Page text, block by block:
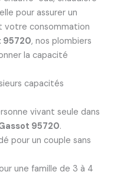
pour assurer un
consommation
95720, nos plombiers
la capacité
capacités
vivant seule dans
95720.
pour un couple sans
une famille de 3 à 4